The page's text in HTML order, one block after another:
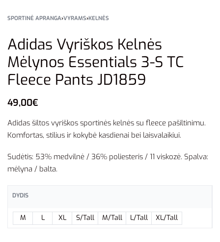
SPORTINĖ APRANGA›VYRAMS›KELNĖS
Adidas Vyriškos Kelnės
Mėlynos Essentials 3-S TC
Fleece Pants JD1859
49,00€
Adidas šiltos vyriškos sportinės kelnės su fleece pašiltinimu.
Komfortas, stilius ir kokybė kasdienai bei laisvalaikiui.
Sudėtis: 53% medvilnė / 36% poliesteris / 11 viskozė. Spalva:
mėlyna / balta.
DYDIS
M L XL S/Tall M/Tall L/Tall XL/Tall